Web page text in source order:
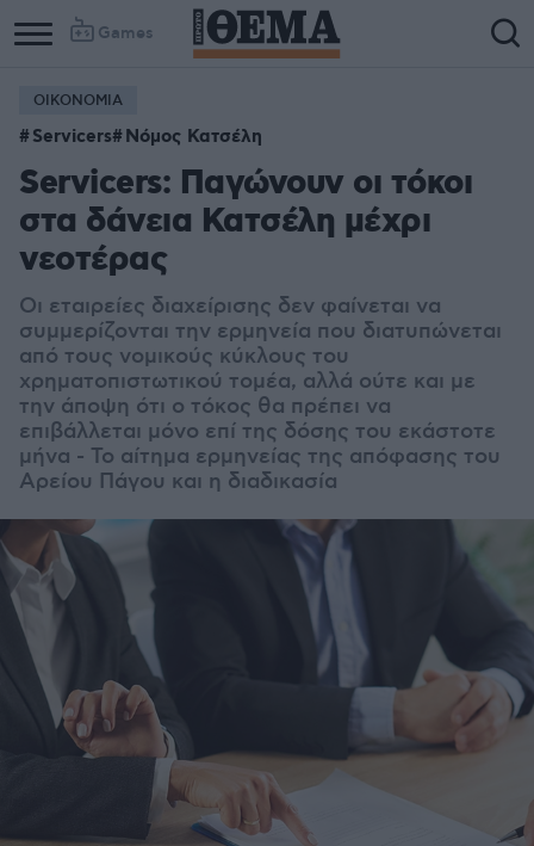
Games
ΟΙΚΟΝΟΜΙΑ
Servicers Νόμος Κατσέλη
Servicers: Παγώνουν οι τόκοι
στα δάνεια Κατσέλη μέχρι
νεoτέρας
Οι εταιρείες διαχείρισης δεν φαίνεται να
συμμερίζονται την ερμηνεία που διατυπώνεται
από τους νομικούς κύκλους του
χρηματοπιστωτικού τομέα, αλλά ούτε και με
την άποψη ότι ο τόκος θα πρέπει να
επιβάλλεται μόνο επί της δόσης του εκάστοτε
μήνα - Το αίτημα ερμηνείας της απόφασης του
Αρείου Πάγου και η διαδικασία